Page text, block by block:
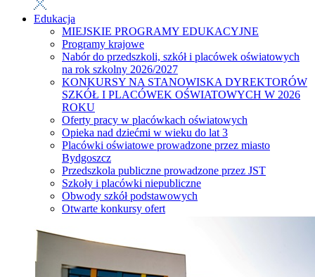
Edukacja
MIEJSKIE PROGRAMY EDUKACYJNE
Programy krajowe
Nabór do przedszkoli, szkół i placówek oświatowych
na rok szkolny 2026/2027
KONKURSY NA STANOWISKA DYREKTORÓW
SZKÓŁ I PLACÓWEK OŚWIATOWYCH W 2026
ROKU
Oferty pracy w placówkach oświatowych
Opieka nad dziećmi w wieku do lat 3
Placówki oświatowe prowadzone przez miasto
Bydgoszcz
Przedszkola publiczne prowadzone przez JST
Szkoły i placówki niepubliczne
Obwody szkół podstawowych
Otwarte konkursy ofert